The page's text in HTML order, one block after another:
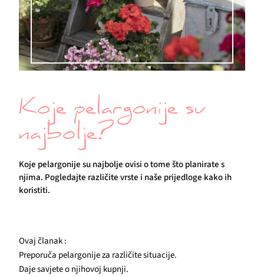
Koje pelargonije su
najbolje?
Koje pelargonije su najbolje ovisi o tome što planirate s
njima. Pogledajte različite vrste i naše prijedloge kako ih
koristiti.
Ovaj članak :
Preporuča pelargonije za različite situacije.
Daje savjete o njihovoj kupnji.